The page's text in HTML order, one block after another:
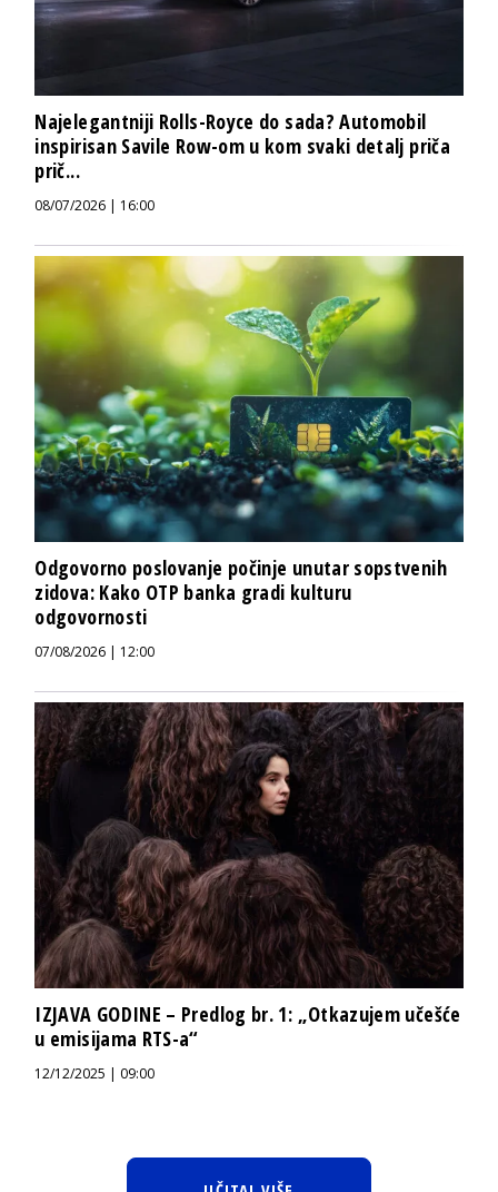
Najelegantniji Rolls-Royce do sada? Automobil
inspirisan Savile Row-om u kom svaki detalj priča
prič...
08/07/2026 | 16:00
Odgovorno poslovanje počinje unutar sopstvenih
zidova: Kako OTP banka gradi kulturu
odgovornosti
07/08/2026 | 12:00
IZJAVA GODINE – Predlog br. 1: „Otkazujem učešće
u emisijama RTS-a“
12/12/2025 | 09:00